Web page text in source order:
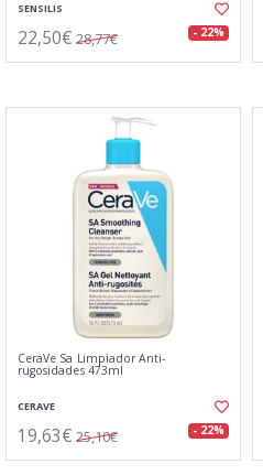
SENSILIS
22,50€ 28,77€ - 22%
CeraVe Sa Limpiador Anti-
rugosidades 473ml
CERAVE
19,63€ 25,10€ - 22%